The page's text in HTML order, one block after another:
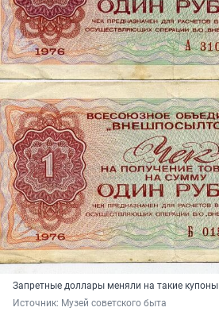
Запретные доллары меняли на такие купоны
Источник: Музей советского быта